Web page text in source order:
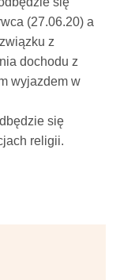
(27.06.20) a
z
dochodu z
wyjazdem w
się
religii.